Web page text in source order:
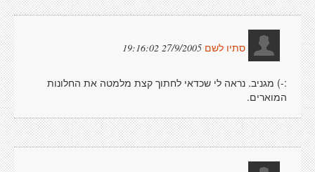
סתיו לשם 27/9/2005 19:16:02
:-) מגניב. נראה לי שכדאי לחתוך קצת מלמטה את החלונות
המוארים.